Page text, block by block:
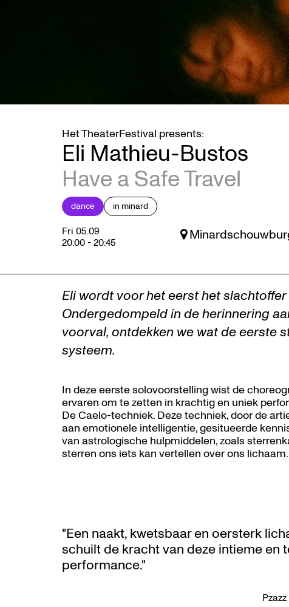
Eli Mathieu-Bustos
Have a Safe Travel
Het TheaterFestival presents:
dance in minard
Fri 05.09
20:00 -20:45
Eli wordt voor het eerst het
Ondergedompeld in de herinnering
voorval, ontdekken we wat de eerste
systeem.
In deze eerste solovoorstelling wist de
ervaren om te zetten in krachtig en uniek
De Caelo-techniek. Deze techniek, door de
aan emotionele intelligentie, gesitueerde
van astrologische hulpmiddelen, zoals
sterren ons iets kan vertellen over ons lichaam.
"Een naakt, kwetsbaar en oersterk
schuilt de kracht van deze intieme
performance."
Zoom